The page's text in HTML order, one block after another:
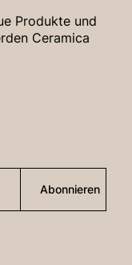
Produkte und
Ceramica
Abonnieren